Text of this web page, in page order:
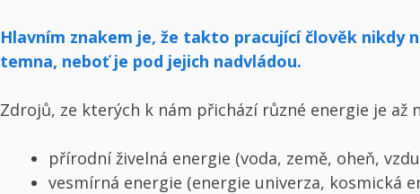
Hlavním znakem je, že takto pracující člověk nikdy
temna, neboť je pod jejich nadvládou.
Zdrojů, ze kterých k nám přichází různé energie je až
přírodní živelná energie (voda, země, oheň,
vesmírná energie (energie univerza, kosmická